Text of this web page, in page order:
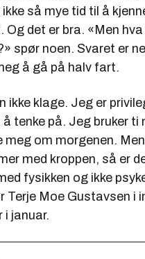
ikke så mye tid til å
Og det er bra. «Men
spør noen. Svaret er
å gå på halv fart.
ikke klage. Jeg er
å tenke på. Jeg bruker ti
meg om morgenen.
med kroppen, så er
fysikken og ikke
Terje Moe Gustavsen i
i januar.